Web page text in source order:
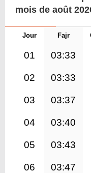
mois de août
Jour Fajr
01 03:33
02 03:33
03 03:37
04 03:40
05 03:43
06 03:47